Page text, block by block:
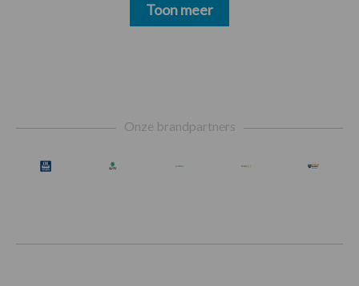
Toon meer
Onze brandpartners